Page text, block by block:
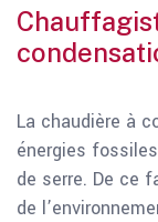
La chaudière à
énergies
de serre. De ce
de